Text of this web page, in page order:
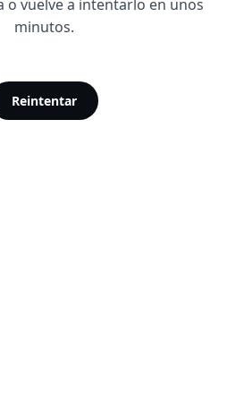
o vuelve a intentarlo en unos
minutos.
Reintentar